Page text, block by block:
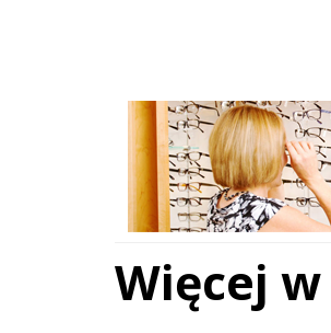
Więcej